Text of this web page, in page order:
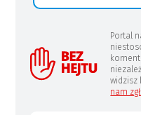
Portal
widzisz
nam